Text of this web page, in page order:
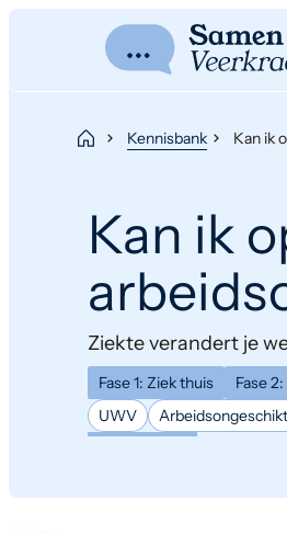
Kennisbank Kan ik
Kan ik
Ziekte verandert je
Fase 1: Ziek thuis Fase
UWV